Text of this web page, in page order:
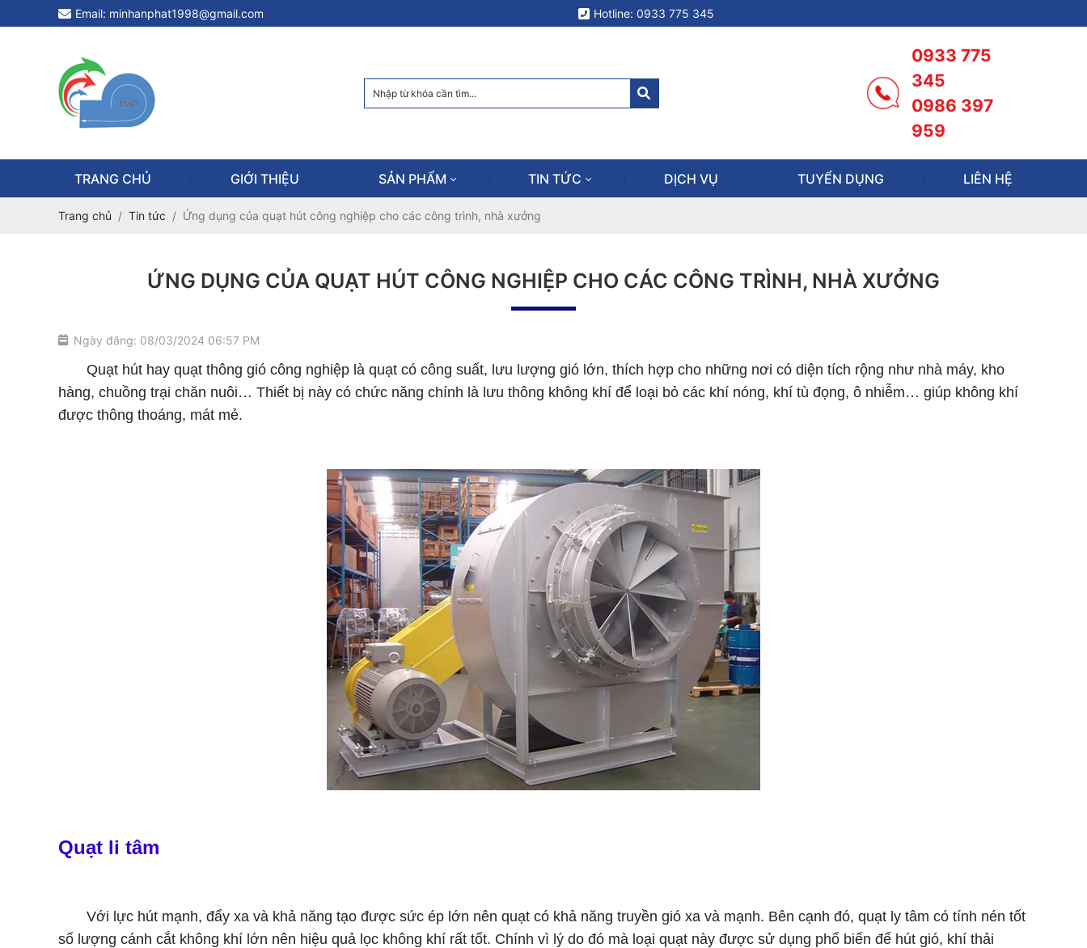
Email: minhanphat1998@gmail.com Hotline: 0933 775 345
0933 775
345
0986 397
959
TRANG CHỦ GIỚI THIỆU SẢN PHẨM TIN TỨC DỊCH VỤ TUYỂN DỤNG LIÊN HỆ
Trang chủ Tin tức Ứng dụng của quạt hút công nghiệp cho các công trình, nhà xưởng
ỨNG DỤNG CỦA QUẠT HÚT CÔNG NGHIỆP CHO CÁC CÔNG TRÌNH, NHÀ XƯỞNG
Ngày đăng: 08/03/2024 06:57 PM
Quạt hút hay quạt thông gió công nghiệp là quạt có công suất, lưu lượng gió lớn, thích hợp cho những nơi có diện tích rộng như nhà máy, kho
hàng, chuồng trại chăn nuôi… Thiết bị này có chức năng chính là lưu thông không khí để loại bỏ các khí nóng, khí tù đọng, ô nhiễm… giúp không khí
được thông thoáng, mát mẻ.
Quạt li tâm
Với lực hút mạnh, đẩy xa và khả năng tạo được sức ép lớn nên quạt có khả năng truyền gió xa và mạnh. Bên cạnh đó, quạt ly tâm có tính nén tốt
số lượng cánh cắt không khí lớn nên hiệu quả lọc không khí rất tốt. Chính vì lý do đó mà loại quạt này được sử dụng phổ biến để hút gió, khí thải